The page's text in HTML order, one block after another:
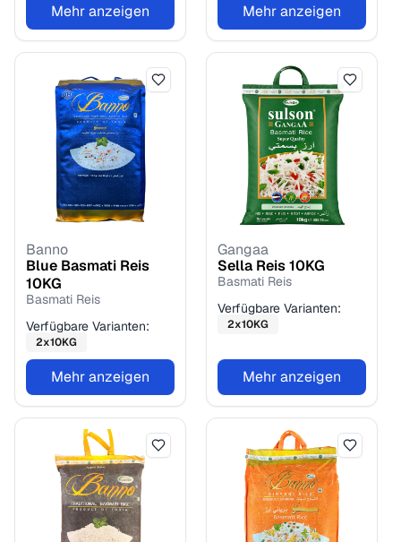
Mehr anzeigen Mehr anzeigen
Banno
Blue Basmati Reis
10KG
Basmati Reis
Verfügbare Varianten:
2x10KG
Mehr anzeigen
Gangaa
Sella Reis10KG
Basmati Reis
Verfügbare Varianten:
2x10KG
Mehr anzeigen